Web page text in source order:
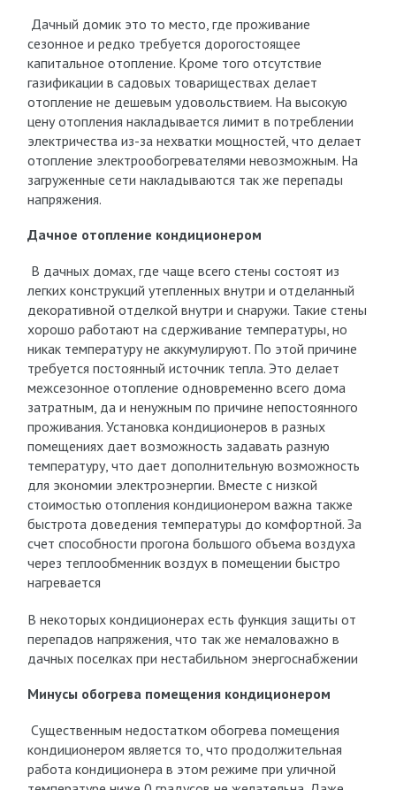
Дачный домик это то место, где проживание
сезонное и редко требуется дорогостоящее
капитальное отопление. Кроме того отсутствие
газификации в садовых товариществах делает
отопление не дешевым удовольствием. На высокую
цену отопления накладывается лимит в потреблении
электричества из-за нехватки мощностей, что делает
отопление электрообогревателями невозможным. На
загруженные сети накладываются так же перепады
напряжения.
Дачное отопление кондиционером
В дачных домах, где чаще всего стены состоят из
легких конструкций утепленных внутри и отделанный
декоративной отделкой внутри и снаружи. Такие стены
хорошо работают на сдерживание температуры, но
никак температуру не аккумулируют. По этой причине
требуется постоянный источник тепла. Это делает
межсезонное отопление одновременно всего дома
затратным, да и ненужным по причине непостоянного
проживания. Установка кондиционеров в разных
помещениях дает возможность задавать разную
температуру, что дает дополнительную возможность
для экономии электроэнергии. Вместе с низкой
стоимостью отопления кондиционером важна также
быстрота доведения температуры до комфортной. За
счет способности прогона большого объема воздуха
через теплообменник воздух в помещении быстро
нагревается
В некоторых кондиционерах есть функция защиты от
перепадов напряжения, что так же немаловажно в
дачных поселках при нестабильном энергоснабжении
Минусы обогрева помещения кондиционером
Существенным недостатком обогрева помещения
кондиционером является то, что продолжительная
работа кондиционера в этом режиме при уличной